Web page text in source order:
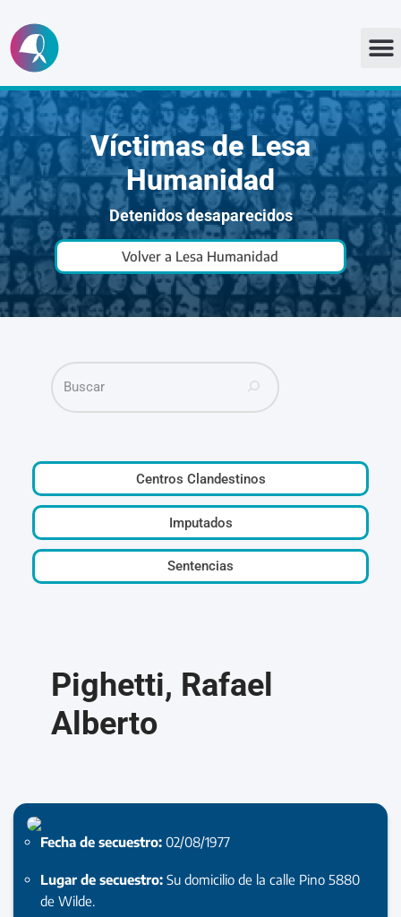
Ir
al
contenido
Víctimas de Lesa
Humanidad
Detenidos desaparecidos
Volver a Lesa Humanidad
Centros Clandestinos
Imputados
Sentencias
Pighetti, Rafael
Alberto
Fecha de secuestro: 02/08/1977
Lugar de secuestro: Su domicilio de la calle Pino 5880
de Wilde.